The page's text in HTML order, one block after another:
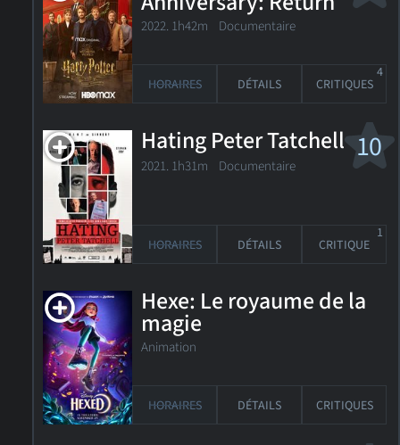
to Hogwarts
2022. 1h42m Documentaire
HORAIRES DÉTAILS CRITIQUES
4
10
Hating Peter Tatchell
2021. 1h31m Documentaire
HORAIRES DÉTAILS CRITIQUE
1
Hexe: Le royaume de la
magie
Animation
HORAIRES DÉTAILS CRITIQUES